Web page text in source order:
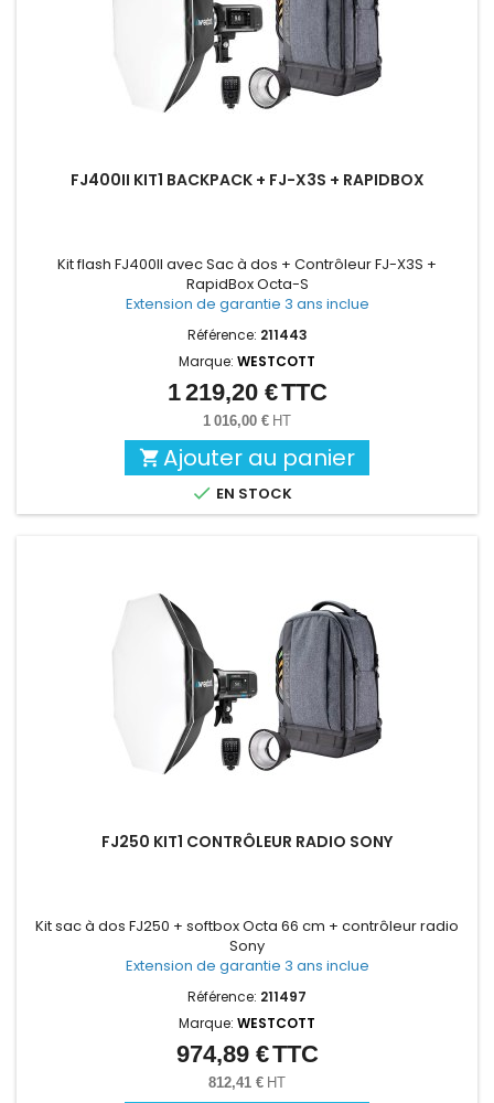
FJ400II KIT1 BACKPACK + FJ-X3S + RAPIDBOX
Kit flash FJ400II avec Sac à dos + Contrôleur FJ-X3S +
RapidBox Octa-S
Extension de garantie 3 ans inclue
Référence: 211443
Marque: WESTCOTT
Prix
1 219,20 €TTC
1 016,00 € HT
 Ajouter au panier
 EN STOCK
FJ250 KIT1 CONTRÔLEUR RADIO SONY
Kit sac à dos FJ250 + softbox Octa 66 cm + contrôleur radio
Sony
Extension de garantie 3 ans inclue
Référence: 211497
Marque: WESTCOTT
Prix
974,89 €TTC
812,41 € HT